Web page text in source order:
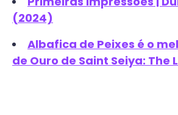
(2024)
Albafica de Peixes é o
de Ouro de Saint Seiya: The